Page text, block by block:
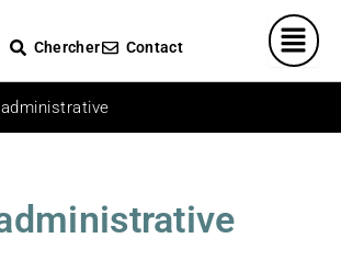
Chercher Contact